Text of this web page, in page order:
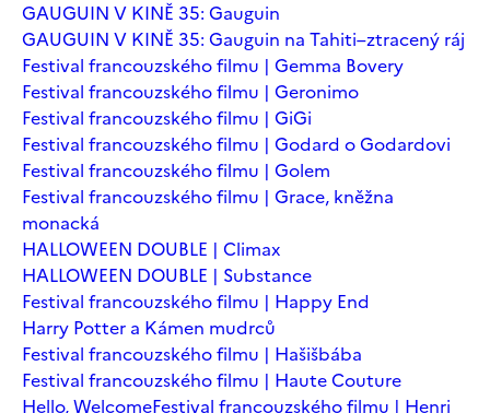
GAUGUIN V KINĚ 35: Gauguin
GAUGUIN V KINĚ 35: Gauguin na Tahiti–ztracený ráj
Festival francouzského filmu | Gemma Bovery
Festival francouzského filmu | Geronimo
Festival francouzského filmu | GiGi
Festival francouzského filmu | Godard o Godardovi
Festival francouzského filmu | Golem
Festival francouzského filmu | Grace, kněžna
monacká
HALLOWEEN DOUBLE | Climax
HALLOWEEN DOUBLE | Substance
Festival francouzského filmu | Happy End
Harry Potter a Kámen mudrců
Festival francouzského filmu | Hašišbába
Festival francouzského filmu | Haute Couture
Hello, WelcomeFestival francouzského filmu | Henri